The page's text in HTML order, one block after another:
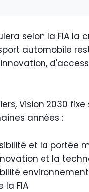
selon la FIA la
automobile
Vision 2030
années :
et la portée
et la
la FIA